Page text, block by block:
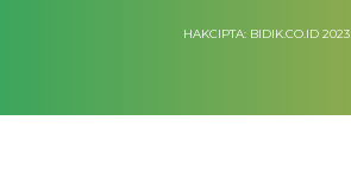
HAKCIPTA: BIDIK.CO.ID 2023